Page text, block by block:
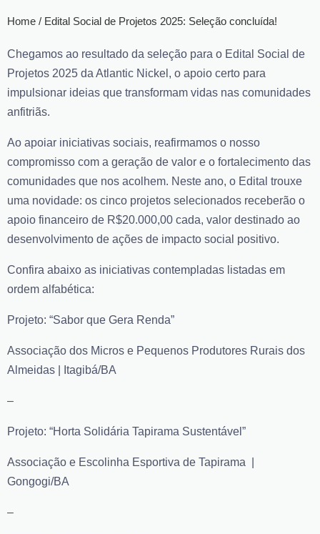
Home / Edital Social de Projetos 2025: Seleção concluída!
Chegamos ao resultado da seleção para o Edital Social de
Projetos 2025 da Atlantic Nickel, o apoio certo para
impulsionar ideias que transformam vidas nas comunidades
anfitriãs.
Ao apoiar iniciativas sociais, reafirmamos o nosso
compromisso com a geração de valor e o fortalecimento das
comunidades que nos acolhem. Neste ano, o Edital trouxe
uma novidade: os cinco projetos selecionados receberão o
apoio financeiro de R$20.000,00 cada, valor destinado ao
desenvolvimento de ações de impacto social positivo.
Confira abaixo as iniciativas contempladas listadas em
ordem alfabética:
Projeto: “Sabor que Gera Renda”
Associação dos Micros e Pequenos Produtores Rurais dos
Almeidas | Itagibá/BA
–
Projeto: “Horta Solidária Tapirama Sustentável”
Associação e Escolinha Esportiva de Tapirama |
Gongogi/BA
–